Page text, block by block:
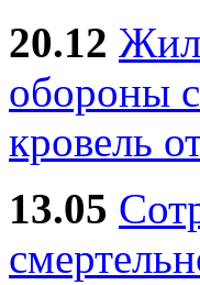
20.12
обороны
кровель
13.05